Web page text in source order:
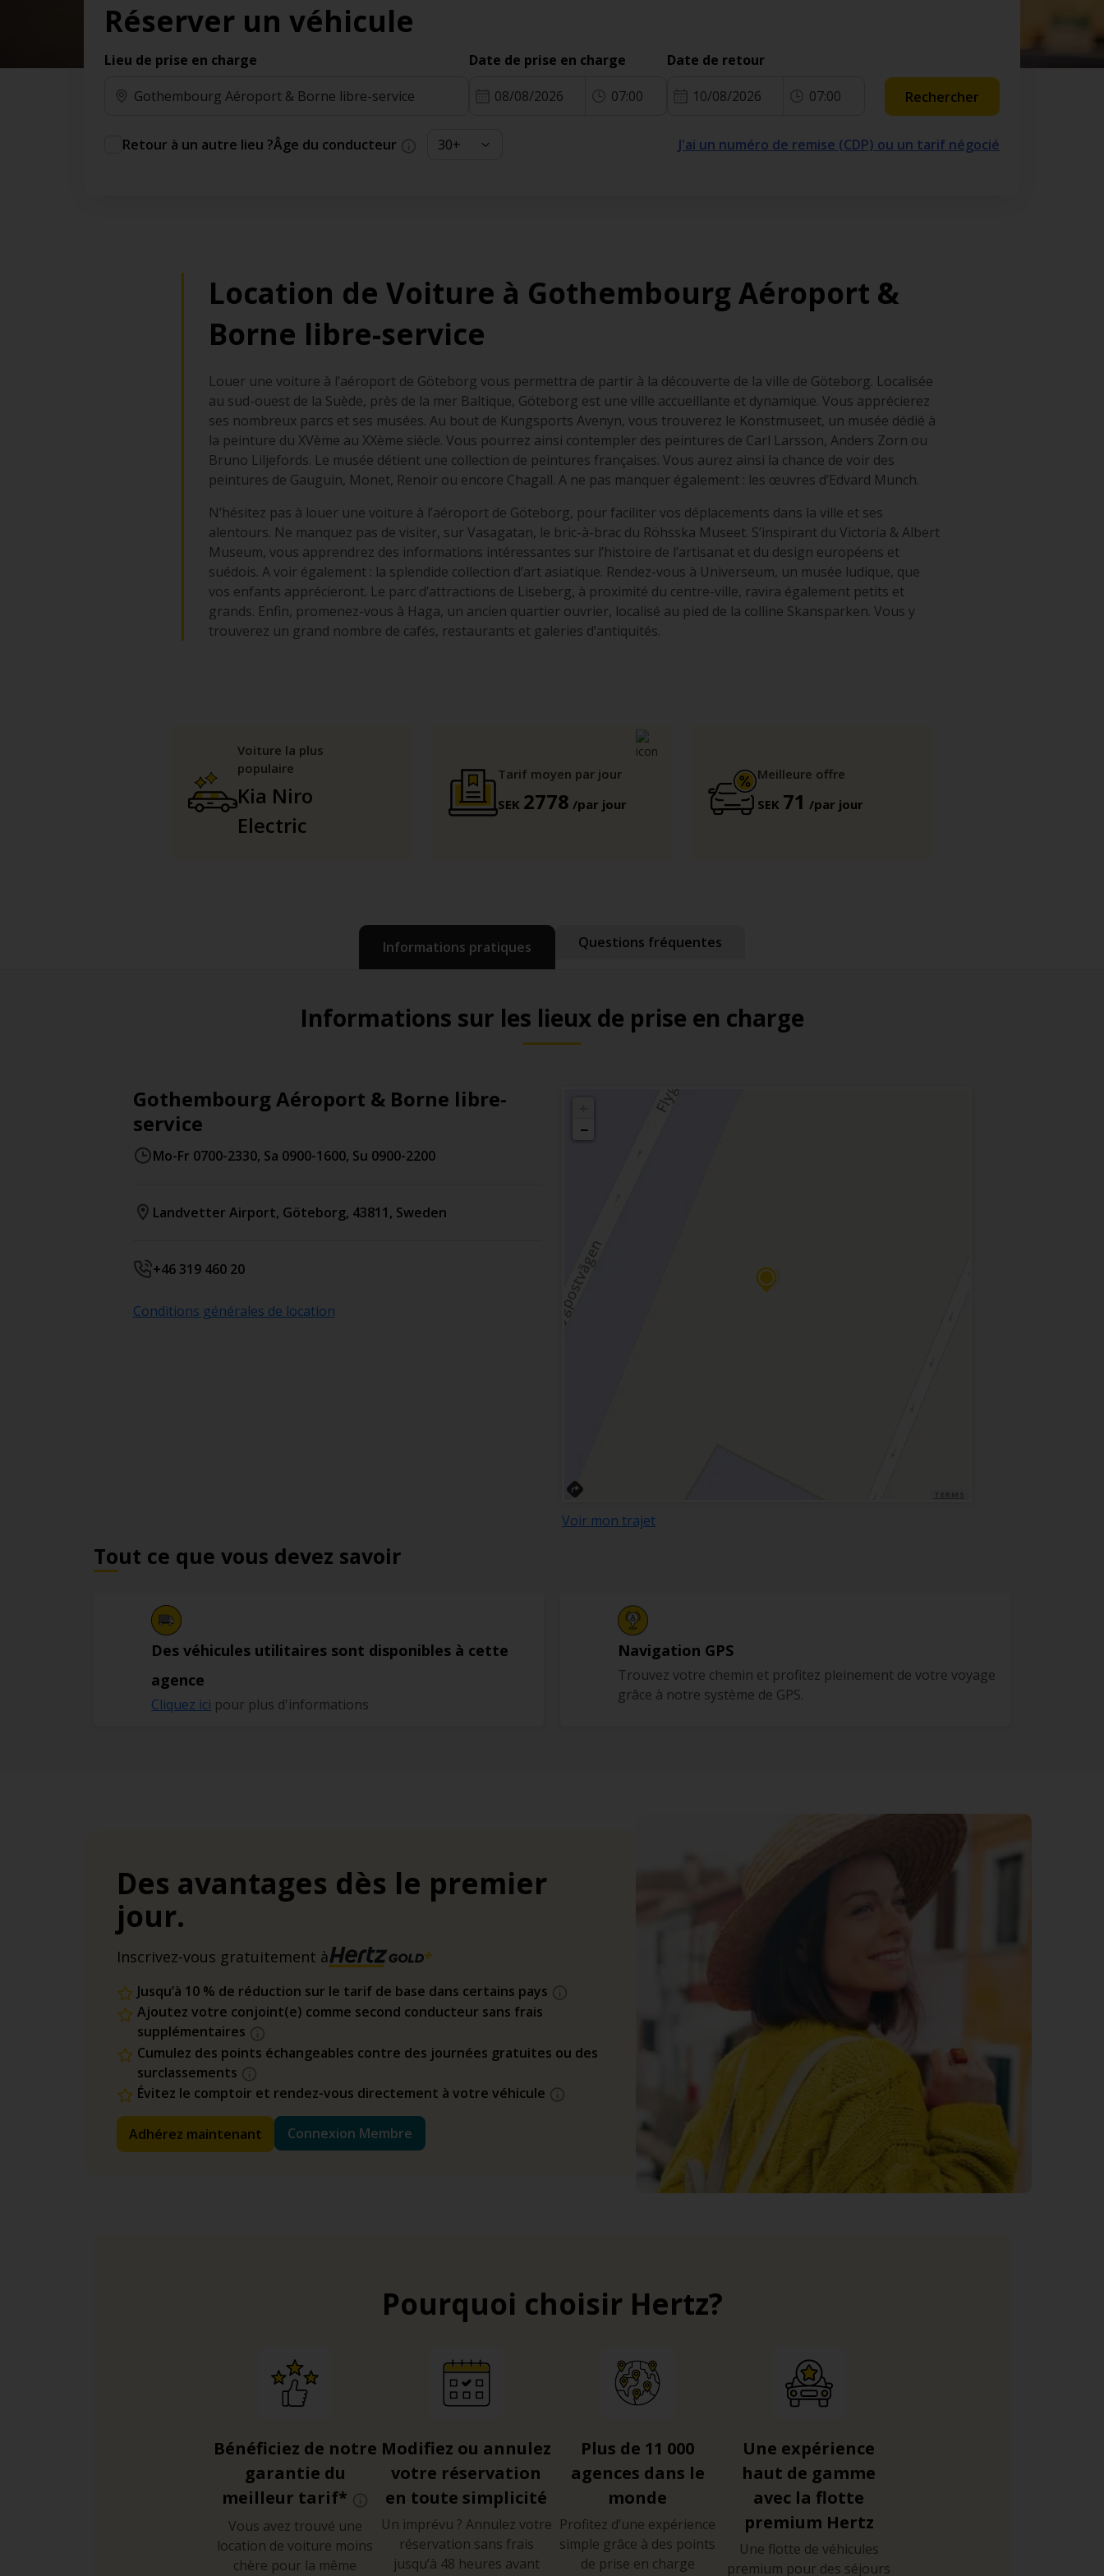
des jours gratuits.*
Ajout gratuit du partenaire comme conducteur
additionnel
supplémentaires.
Réserver un véhicule
Lieu de prise en charge Date de prise en charge
08/08/2026 07:00
Date de retour
10/08/2026 07:00 Rechercher
Retour à un autre lieu ?Âge du conducteur J'ai un numéro de remise (CDP) ou un tarif négocié
Location de Voiture à Gothembourg Aéroport &
Borne libre-service
Louer une voiture à l’aéroport de Göteborg vous permettra de partir à la découverte de la ville de Göteborg. Localisée
au sud-ouest de la Suède, près de la mer Baltique, Göteborg est une ville accueillante et dynamique. Vous apprécierez
ses nombreux parcs et ses musées. Au bout de Kungsports Avenyn, vous trouverez le Konstmuseet, un musée dédié à
la peinture du XVème au XXème siècle. Vous pourrez ainsi contempler des peintures de Carl Larsson, Anders Zorn ou
Bruno Liljefords. Le musée détient une collection de peintures françaises. Vous aurez ainsi la chance de voir des
peintures de Gauguin, Monet, Renoir ou encore Chagall. A ne pas manquer également : les œuvres d’Edvard Munch.
N’hésitez pas à louer une voiture à l’aéroport de Göteborg, pour faciliter vos déplacements dans la ville et ses
alentours. Ne manquez pas de visiter, sur Vasagatan, le bric-à-brac du Röhsska Museet. S’inspirant du Victoria & Albert
Museum, vous apprendrez des informations intéressantes sur l’histoire de l’artisanat et du design européens et
suédois. A voir également : la splendide collection d’art asiatique. Rendez-vous à Universeum, un musée ludique, que
vos enfants apprécieront. Le parc d’attractions de Liseberg, à proximité du centre-ville, ravira également petits et
grands. Enfin, promenez-vous à Haga, un ancien quartier ouvrier, localisé au pied de la colline Skansparken. Vous y
trouverez un grand nombre de cafés, restaurants et galeries d’antiquités.
Voiture la plus
populaire
Kia Niro
Electric
Tarif moyen par jour
SEK 2778 /par jour
Meilleure offre
SEK 71 /par jour
Informations pratiques Questions fréquentes
Informations sur les lieux de prise en charge
Gothembourg Aéroport & Borne libre-
service
Mo-Fr 0700-2330, Sa 0900-1600, Su 0900-2200
Landvetter Airport, Göteborg, 43811, Sweden
+46 319 460 20
Conditions générales de location
−
Voir mon trajet
Tout ce que vous devez savoir
Des véhicules utilitaires sont disponibles à cette
agence
Cliquez ici pour plus d'informations
Navigation GPS
Trouvez votre chemin et profitez pleinement de votre voyage
grâce à notre système de GPS.
Des avantages dès le premier
jour.
Inscrivez-vous gratuitement à
Jusqu’à 10 % de réduction sur le tarif de base dans certains pays
Ajoutez votre conjoint(e) comme second conducteur sans frais
supplémentaires
Cumulez des points échangeables contre des journées gratuites ou des
surclassements
Évitez le comptoir et rendez-vous directement à votre véhicule
Adhérez maintenant Connexion Membre
Pourquoi choisir Hertz?
Bénéficiez de notre
garantie du
meilleur tarif*
Vous avez trouvé une
location de voiture moins
chère pour la même
Modifiez ou annulez
votre réservation
en toute simplicité
Un imprévu ? Annulez votre
réservation sans frais
jusqu’à 48 heures avant
Plus de 11 000
agences dans le
monde
Profitez d’une expérience
simple grâce à des points
de prise en charge
Une expérience
haut de gamme
avec la flotte
premium Hertz
Une flotte de véhicules
premium pour des séjours